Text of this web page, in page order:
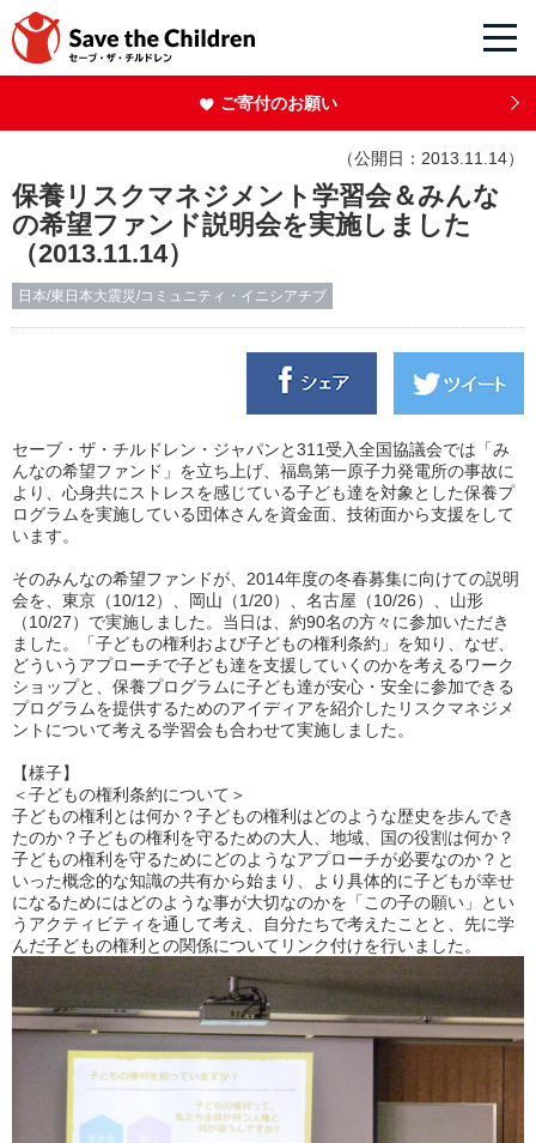
ご寄付のお願い
（公開日：2013.11.14）
保養リスクマネジメント学習会＆みんな
の希望ファンド説明会を実施しました
（2013.11.14）
日本/東日本大震災/コミュニティ・イニシアチブ
セーブ・ザ・チルドレン・ジャパンと311受入全国協議会では「み
んなの希望ファンド」を立ち上げ、福島第一原子力発電所の事故に
より、心身共にストレスを感じている子ども達を対象とした保養プ
ログラムを実施している団体さんを資金面、技術面から支援をして
います。
そのみんなの希望ファンドが、2014年度の冬春募集に向けての説明
会を、東京（10/12）、岡山（1/20）、名古屋（10/26）、山形
（10/27）で実施しました。当日は、約90名の方々に参加いただき
ました。「子どもの権利および子どもの権利条約」を知り、なぜ、
どういうアプローチで子ども達を支援していくのかを考えるワーク
ショップと、保養プログラムに子ども達が安心・安全に参加できる
プログラムを提供するためのアイディアを紹介したリスクマネジメ
ントについて考える学習会も合わせて実施しました。
【様子】
＜子どもの権利条約について＞
子どもの権利とは何か？子どもの権利はどのような歴史を歩んでき
たのか？子どもの権利を守るための大人、地域、国の役割は何か？
子どもの権利を守るためにどのようなアプローチが必要なのか？と
いった概念的な知識の共有から始まり、より具体的に子どもが幸せ
になるためにはどのような事が大切なのかを「この子の願い」とい
うアクティビティを通して考え、自分たちで考えたことと、先に学
んだ子どもの権利との関係についてリンク付けを行いました。